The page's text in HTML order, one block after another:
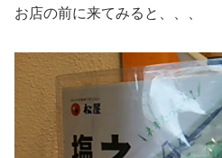
お店の前に来てみると、、、